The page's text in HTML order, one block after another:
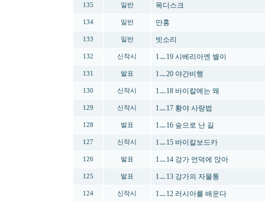
135 일반 목디스크
134 일반 만홍
133 일반 빗소리
132 신작시 1ㅡ19 시베리아엔 별이
131 발표 1ㅡ20 야간비행
130 신작시 1ㅡ18 바이칼에는 왜
129 신작시 1ㅡ17 황야 사랑법
128 발표 1ㅡ16 숲으로 난 길
127 신작시 1ㅡ15 바이칼보드카
126 발표 1ㅡ14 강가 언덕에 앉아
125 발표 1ㅡ13 강가의 자물통
124 신작시 1ㅡ12 러시아를 배운다